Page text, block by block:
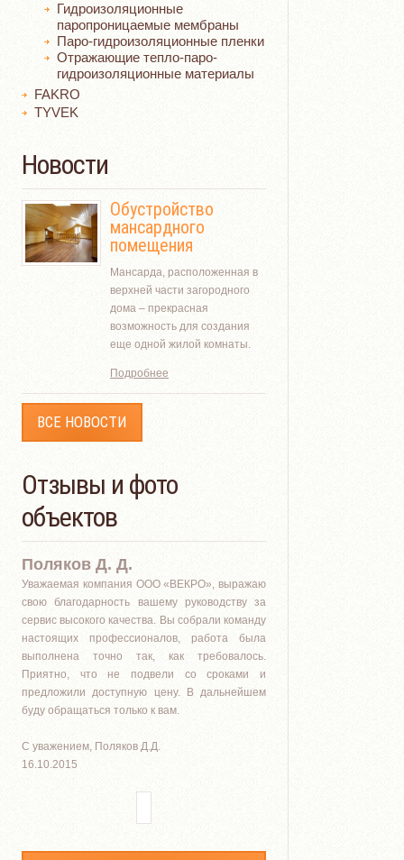
Гидроизоляционные
паропроницаемые мембраны
Паро-гидроизоляционные пленки
Отражающие тепло-паро-
гидроизоляционные материалы
FAKRO
TYVEK
Новости
Обустройство
мансардного
помещения
Мансарда, расположенная в
верхней части загородного
дома – прекрасная
возможность для создания
еще одной жилой комнаты.
Подробнее
ВСЕ НОВОСТИ
Отзывы и фото
объектов
Поляков Д. Д.
Уважаемая компания ООО «ВЕКРО», выражаю
свою благодарность вашему руководству за
сервис высокого качества. Вы собрали команду
настоящих профессионалов, работа была
выполнена точно так, как требовалось.
Приятно, что не подвели со сроками и
предложили доступную цену. В дальнейшем
буду обращаться только к вам.
С уважением, Поляков Д.Д.
16.10.2015